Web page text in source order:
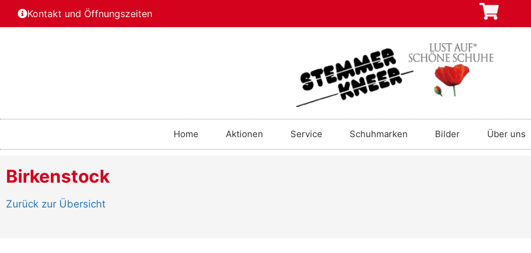
Kontakt und Öffnungszeiten
Home Aktionen Service Schuhmarken Bilder Über uns
Birkenstock
Zurück zur Übersicht